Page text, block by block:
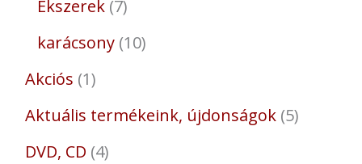
Ékszerek 7
karácsony 10
Akciós 1
Aktuális termékeink, újdonságok 5
DVD, CD 4